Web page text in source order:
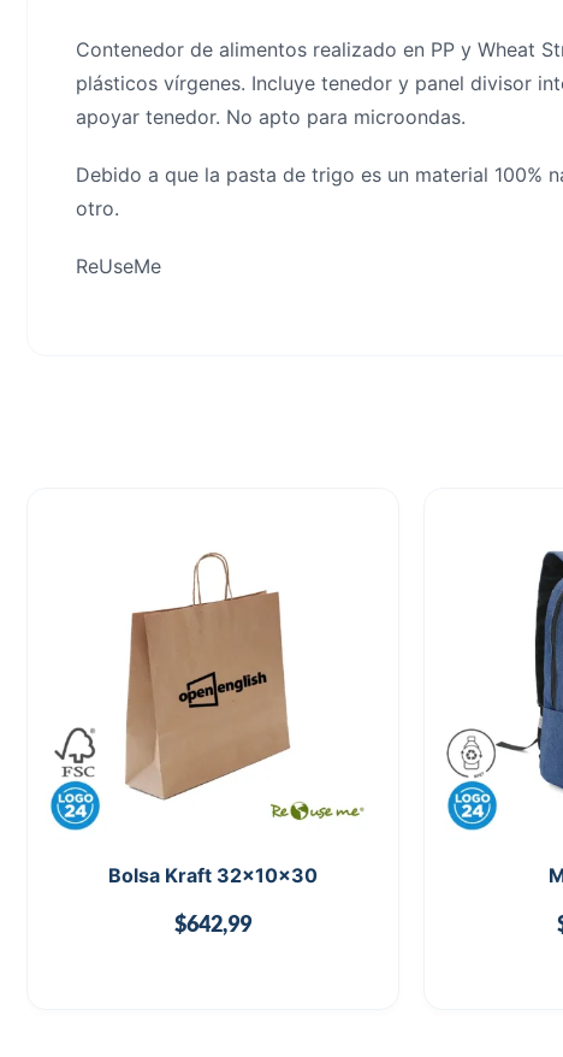
Contenedor de alimentos realizado en PP y Wheat
plásticos vírgenes. Incluye tenedor y panel divisor
apoyar tenedor. No apto para microondas.
Debido a que la pasta de trigo es un material 100%
otro.
ReUseMe
Bolsa Kraft 32x10x30
$642,99